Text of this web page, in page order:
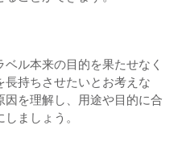
ル本来の目的を果たせなく
長持ちさせたいとお考えな
因を理解し、用途や目的に合
ましょう。